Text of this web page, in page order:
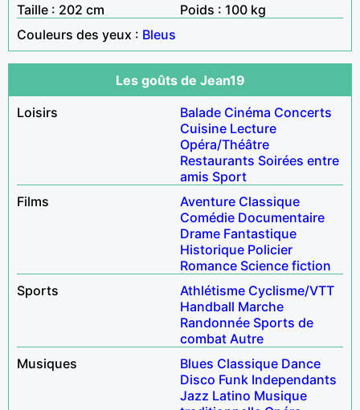
Taille : 202 cm
Poids : 100 kg
Couleurs des yeux : Bleus
Les goûts de Jean19
Loisirs
Balade Cinéma Concerts
Cuisine Lecture
Opéra/Théâtre
Restaurants Soirées entre
amis Sport
Films
Aventure Classique
Comédie Documentaire
Drame Fantastique
Historique Policier
Romance Science fiction
Sports
Athlétisme Cyclisme/VTT
Handball Marche
Randonnée Sports de
combat Autre
Musiques
Blues Classique Dance
Disco Funk Independants
Jazz Latino Musique